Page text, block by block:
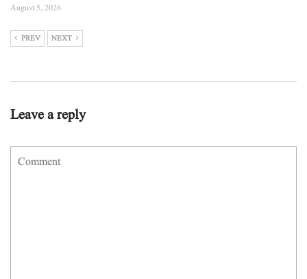
August 5, 2026
PREV NEXT
Leave a reply